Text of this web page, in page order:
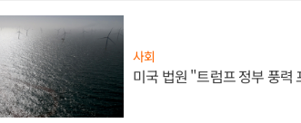
사회
미국 법원 "트럼프 정부 풍력